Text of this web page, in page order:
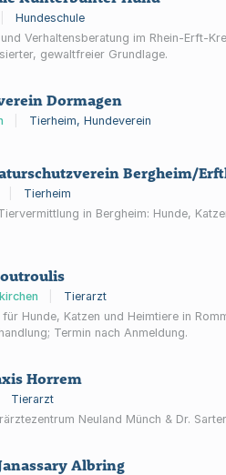
Hundeschule
Verhaltensberatung im Rhein-Erft-
gewaltfreier Grundlage.
Dormagen
Tierheim, Hundeverein
Bergheim/
Tierheim
in Bergheim: Hunde,
Tierarzt
Hunde, Katzen und Heimtiere in
Termin nach Anmeldung.
Horrem
Tierarzt
Neuland Münch & Dr.
Albring